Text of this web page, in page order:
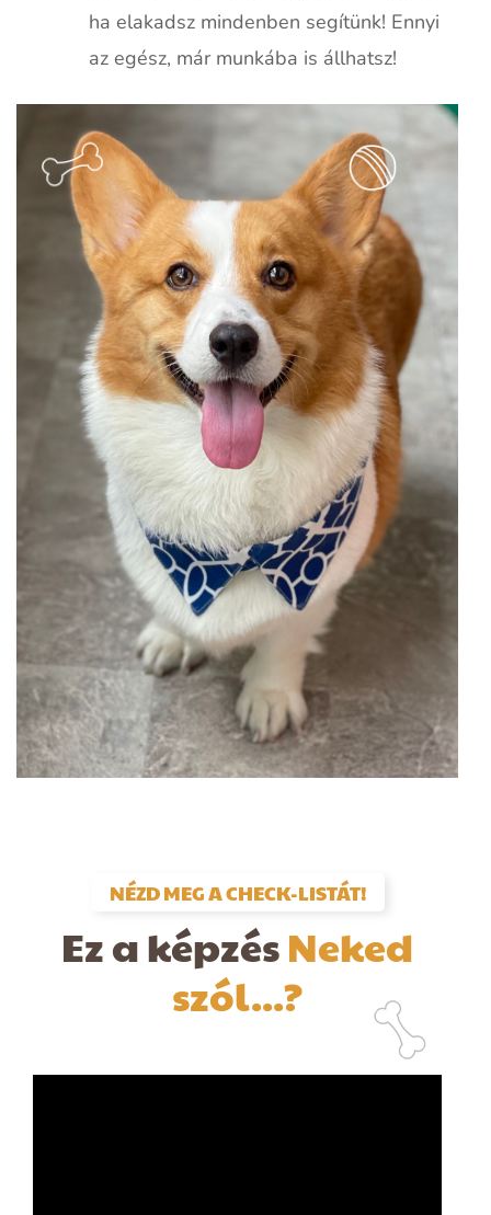
ha elakadsz mindenben segítünk! Ennyi
az egész, már munkába is állhatsz!
NÉZD MEG A CHECK-LISTÁT!
Ez a képzésNeked
szól...?